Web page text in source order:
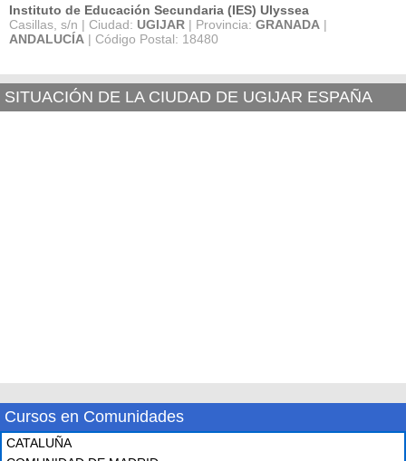
Instituto de Educación Secundaria (IES) Ulyssea
Casillas, s/n | Ciudad: UGIJAR | Provincia: GRANADA |
ANDALUCÍA | Código Postal: 18480
SITUACIÓN DE LA CIUDAD DE UGIJAR ESPAÑA
Cursos en Comunidades
CATALUÑA